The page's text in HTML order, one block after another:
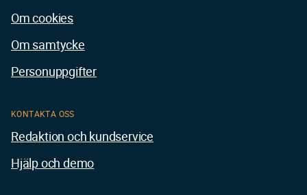
KONTAKTA OSS
Redaktion och kundservice
Hjälp och demo
Om cookies
Om samtycke
Personuppgifter